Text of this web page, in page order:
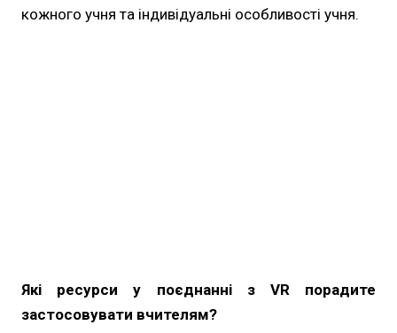
кожного учня та індивідуальні особливості учня.
Які ресурси у поєднанні з VR порадите
застосовувати вчителям?